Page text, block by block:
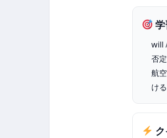
will
否
航
ける